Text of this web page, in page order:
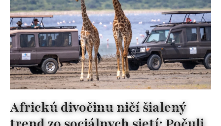
Africkú divočinu ničí šialený